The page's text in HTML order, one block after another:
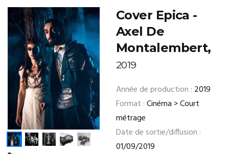
Cover Epica -
Axel De
Montalembert,
2019
Année de production : 2019
Format :Cinéma > Court
métrage
Date de sortie/diffusion :
01/09/2019